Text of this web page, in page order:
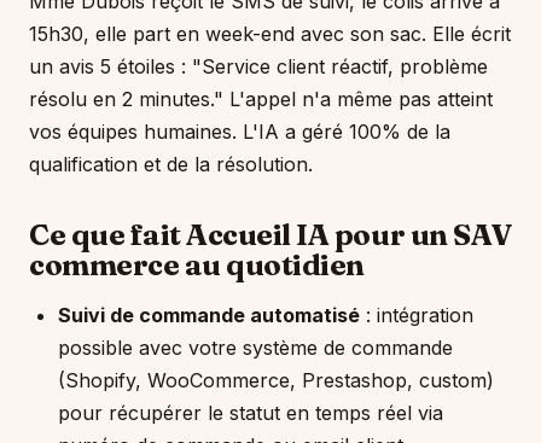
15h30, elle part en week-end avec son sac. Elle écrit
un avis 5 étoiles : "Service client réactif, problème
résolu en 2 minutes." L'appel n'a même pas atteint
vos équipes humaines. L'IA a géré 100% de la
qualification et de la résolution.
Ce que fait Accueil IA pour un SAV
commerce au quotidien
Suivi de commande automatisé : intégration
possible avec votre système de commande
(Shopify, WooCommerce, Prestashop, custom)
pour récupérer le statut en temps réel via